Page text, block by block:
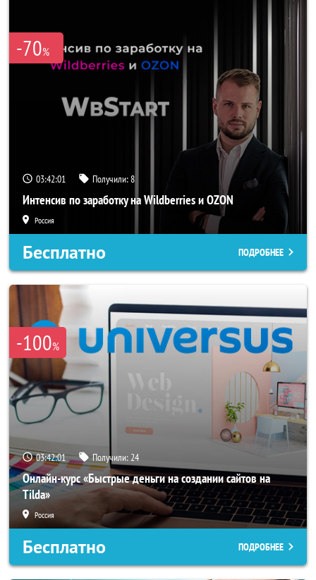
-70%
03:41:58 Получили:8
Интенсив по заработку на Wildberries и OZON
Россия
Бесплатно ПОДРОБНЕЕ
-100%
03:41:58 Получили:24
Онлайн-курс «Быстрые деньги на создании сайтов на
Tilda»
Россия
Бесплатно ПОДРОБНЕЕ